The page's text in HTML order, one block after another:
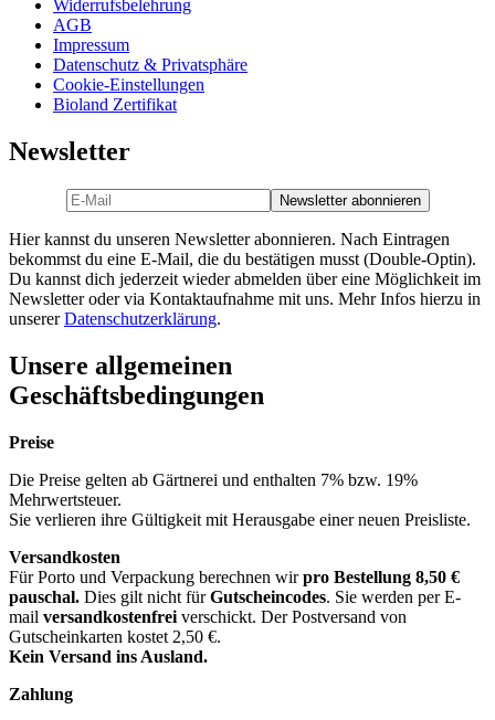
Widerrufsbelehrung
AGB
Impressum
Datenschutz & Privatsphäre
Cookie-Einstellungen
Bioland Zertifikat
Newsletter
Hier kannst du unseren Newsletter abonnieren. Nach Eintragen
bekommst du eine E-Mail, die du bestätigen musst (Double-Optin).
Du kannst dich jederzeit wieder abmelden über eine Möglichkeit im
Newsletter oder via Kontaktaufnahme mit uns. Mehr Infos hierzu in
unsererDatenschutzerklärung.
Unsere allgemeinen
Geschäftsbedingungen
Preise
Die Preise gelten ab Gärtnerei und enthalten 7% bzw. 19%
Mehrwertsteuer.
Sie verlieren ihre Gültigkeit mit Herausgabe einer neuen Preisliste.
Versandkosten
Für Porto und Verpackung berechnen wirpro Bestellung 8,50 €
pauschal. Dies gilt nicht fürGutscheincodes. Sie werden per E-
mail versandkostenfrei verschickt. Der Postversand von
Gutscheinkarten kostet 2,50 €.
Kein Versand ins Ausland.
Zahlung